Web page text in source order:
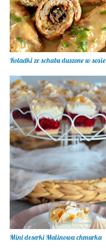
Roladki ze schabu duszone w sosie
Mini deserki Malinowa chmurka